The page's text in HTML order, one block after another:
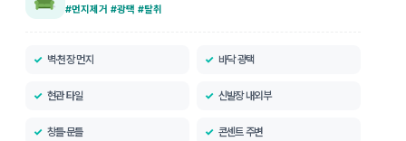
#먼지제거 #광택 #탈취
벽·천장 먼지 바닥 광택
현관 타일 신발장 내외부
창틀·문틀 콘센트 주변